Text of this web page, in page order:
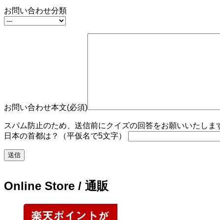
お問い合わせ分類
お問い合わせ本文(必須)
スパム防止のため、送信前にクイズの回答をお願いいたしま
日本の首都は？（平仮名で5文字）
Online Store / 通販